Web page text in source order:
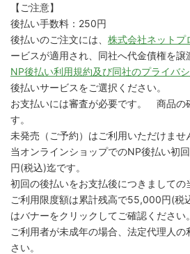
【ご注意】
後払い手数料：250円
後払いのご注文には、 株式会社ネットプ
ービスが適用され、同社へ代金債権を譲
NP後払い利用規約及び同社のプライバ
後払いサービスをご選択ください。
お支払いには審査が必要です。 商品の
す。
未発売（ご予約）はご利用いただけませ
当オンラインショップでのNP後払い初
円(税込)迄です。
初回の後払いをお支払後につきまして
ご利用限度額は累計残高で55,000円(税
はバナーをクリックしてご確認ください。
ご利用者が未成年の場合、法定代理人
さい。